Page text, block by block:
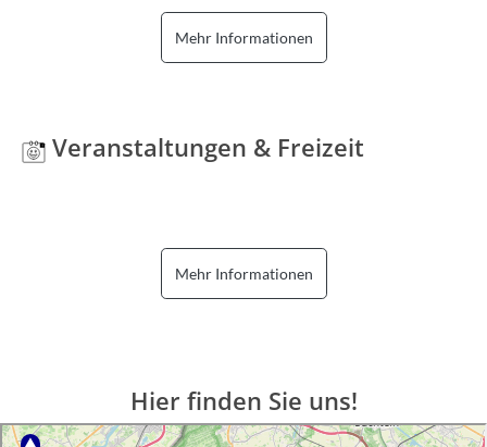
Mehr Informationen
Veranstaltungen & Freizeit
Mehr Informationen
Hier finden Sie uns!